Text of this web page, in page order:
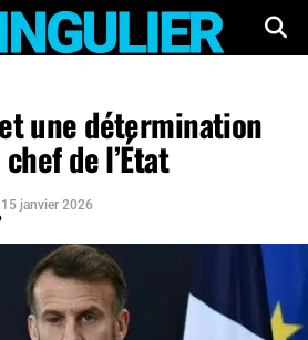
une détermination
de l’État
15 janvier 2026